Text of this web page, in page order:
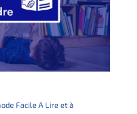
Facile A Lire et à